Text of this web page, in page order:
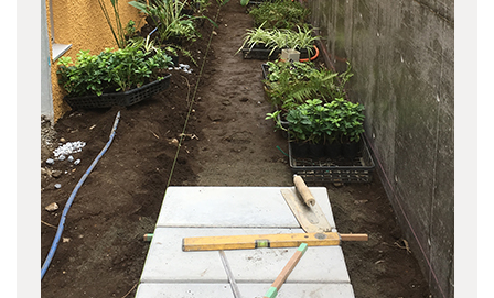
オーストラリアハウス (1)
東京ソテリア (4)
光庭の家 1411竣工 (6)
戸田の家 1410竣工 (4)
境の家 1406竣工 (3)
目白の家 1404竣工 (3)
多磨町の家 1403竣工 (4)
品川の家 1402竣工